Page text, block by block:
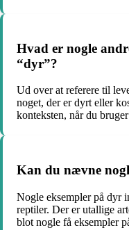
Hvad er nogle
“dyr”?
Ud over at referere til
noget, der er dyrt eller
konteksten, når du
Kan du nævne
Nogle eksempler på dyr
reptiler. Der er utallige
blot nogle få eksempler